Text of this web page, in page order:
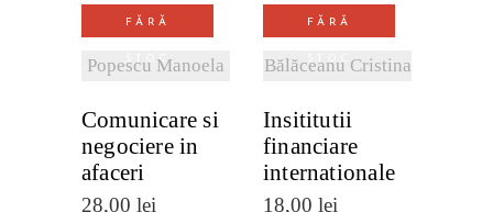
FĂRĂ
STOC
Popescu Manoela
DETALII
Comunicare si
negociere in
afaceri
28,00 lei
FĂRĂ
Bălăceanu Cristina
DETALII
Insititutii
financiare
internationale
18,00 lei